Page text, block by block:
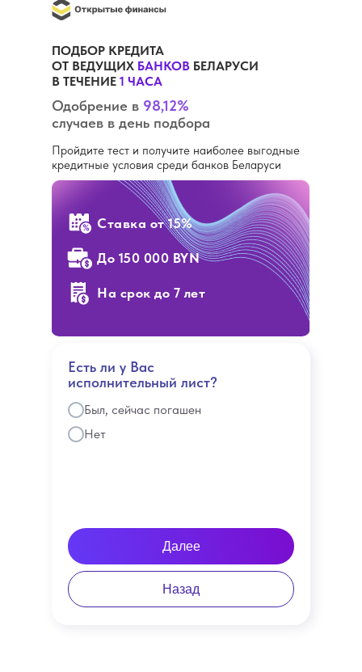
Есть ли у Вас
исполнительный лист?
Был, сейчас погашен
Нет
Далее
Назад
ПОДБОР КРЕДИТА
ОТ ВЕДУЩИХ БАНКОВ БЕЛАРУСИ
В ТЕЧЕНИЕ 1 ЧАСА
Пройдите тест и получите наиболее выгодные
кредитные условия среди банков Беларуси
Одобрение в 98,12%
случаев в день подбора
До 150 000 BYN
На срок до 7 лет
Ставка от 15%